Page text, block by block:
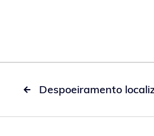
 Despoeiramento